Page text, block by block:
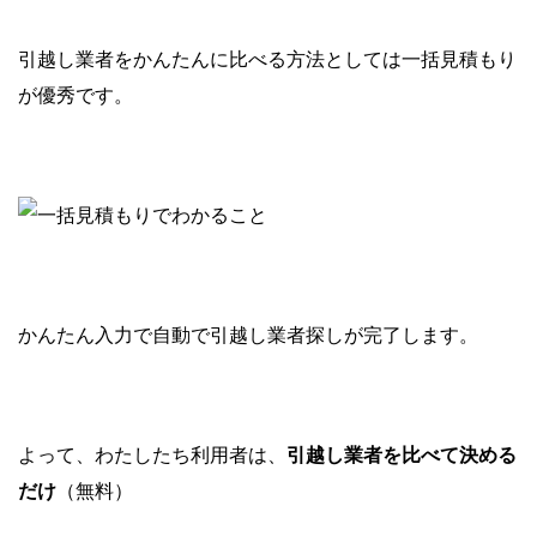
引越し業者をかんたんに比べる方法としては一括見積もり
が優秀です。
かんたん入力で自動で引越し業者探しが完了します。
よって、わたしたち利用者は、 引越し業者を比べて決める
だけ （無料）